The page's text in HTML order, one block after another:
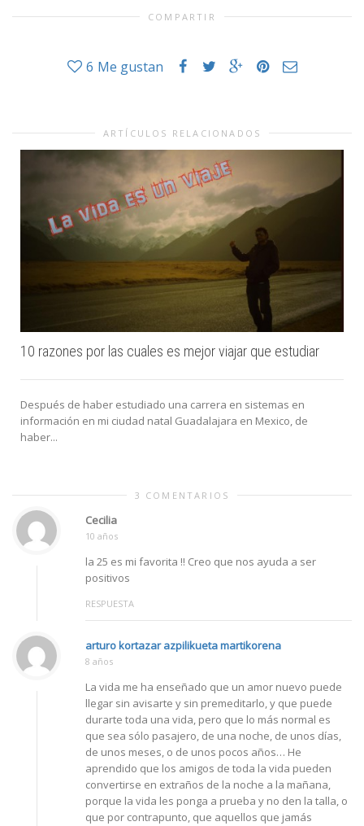
COMPARTIR
6 Me gustan
ARTÍCULOS RELACIONADOS
10 razones por las cuales es mejor viajar que estudiar
Después de haber estudiado una carrera en sistemas en
información en mi ciudad natal Guadalajara en Mexico, de
haber...
3 COMENTARIOS
Cecilia
10 años
la 25 es mi favorita !! Creo que nos ayuda a ser
positivos
RESPUESTA
arturo kortazar azpilikueta martikorena
8 años
La vida me ha enseñado que un amor nuevo puede
llegar sin avisarte y sin premeditarlo, y que puede
durarte toda una vida, pero que lo más normal es
que sea sólo pasajero, de una noche, de unos días,
de unos meses, o de unos pocos años… He
aprendido que los amigos de toda la vida pueden
convertirse en extraños de la noche a la mañana,
porque la vida les ponga a prueba y no den la talla, o
que por contrapunto, que aquellos que jamás